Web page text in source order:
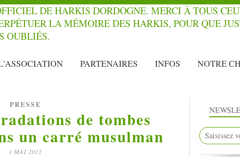
PARTENAIRES INFOS NOTRE
PRESSE
de tombes
un carré musulman
1 MAI 2012